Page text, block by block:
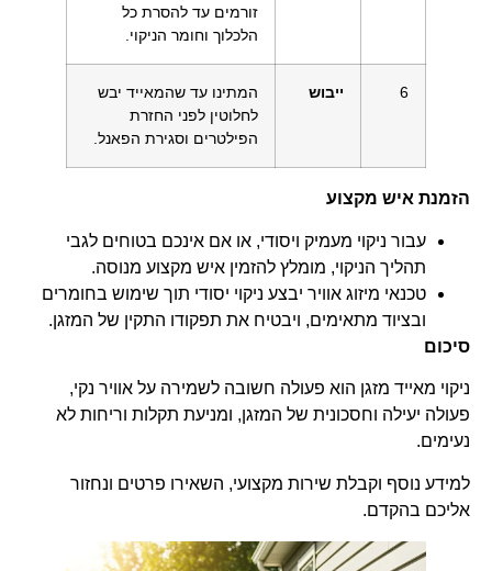
זורמים עד להסרת כל
הלכלוך וחומר הניקוי.
6 ייבוש
המתינו עד שהמאייד יבש
לחלוטין לפני החזרת
הפילטרים וסגירת הפאנל.
הזמנת איש מקצוע
עבור ניקוי מעמיק ויסודי, או אם אינכם בטוחים לגבי
תהליך הניקוי, מומלץ להזמין איש מקצוע מנוסה.
טכנאי מיזוג אוויר יבצע ניקוי יסודי תוך שימוש בחומרים
ובציוד מתאימים, ויבטיח את תפקודו התקין של המזגן.
סיכום
ניקוי מאייד מזגן הוא פעולה חשובה לשמירה על אוויר נקי,
פעולה יעילה וחסכונית של המזגן, ומניעת תקלות וריחות לא
נעימים.
למידע נוסף וקבלת שירות מקצועי, השאירו פרטים ונחזור
אליכם בהקדם.